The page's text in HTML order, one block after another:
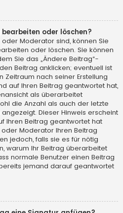
oder löschen?
Moderator sind, können Sie
oder löschen. Sie können
Sie das „Ändere Beitrag“-
Beitrag anklicken; eventuell ist
Zeitraum nach seiner Erstellung
auf Ihren Beitrag geantwortet hat,
als überarbeitet
die Anzahl als auch der letzte
Dieser Hinweis erscheint
Ihren Beitrag geantwortet hat
Moderator Ihren Beitrag
jedoch, falls sie es für nötig
warum Ihr Beitrag überarbeitet
normale Benutzer einen Beitrag
jemand darauf geantwortet